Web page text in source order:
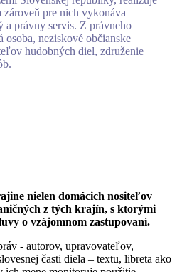
pre nich vykonáva
a právny servis. Z právneho
neziskové občianske
hudobných diel, združenie
nielen domácich nositeľov
z tých krajín, s ktorými
o vzájomnom zastupovaní.
- autorov, upravovateľov,
časti diela – textu, libreta ako